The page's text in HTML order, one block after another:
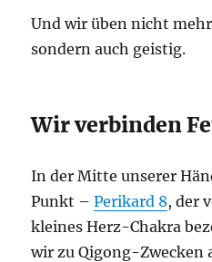
Und wir üben nicht
sondern auch geistig.
Wir verbinden
In der Mitte unserer
Punkt –Perikard 8, der
kleines Herz-Chakra
wir zu Qigong-Zwecken